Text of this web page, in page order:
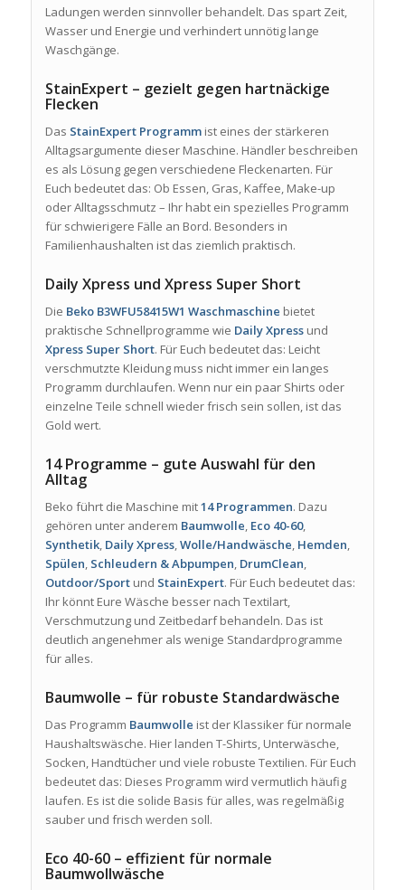
Ladungen werden sinnvoller behandelt. Das spart Zeit,
Wasser und Energie und verhindert unnötig lange
Waschgänge.
StainExpert – gezielt gegen hartnäckige
Flecken
Das StainExpert Programmist eines der stärkeren
Alltagsargumente dieser Maschine. Händler beschreiben
es als Lösung gegen verschiedene Fleckenarten. Für
Euch bedeutet das: Ob Essen, Gras, Kaffee, Make-up
oder Alltagsschmutz – Ihr habt ein spezielles Programm
für schwierigere Fälle an Bord. Besonders in
Familienhaushalten ist das ziemlich praktisch.
Daily Xpress und Xpress Super Short
Die Beko B3WFU58415W1 Waschmaschine bietet
praktische Schnellprogramme wie Daily Xpressund
Xpress Super Short. Für Euch bedeutet das: Leicht
verschmutzte Kleidung muss nicht immer ein langes
Programm durchlaufen. Wenn nur ein paar Shirts oder
einzelne Teile schnell wieder frisch sein sollen, ist das
Gold wert.
14 Programme – gute Auswahl für den
Alltag
Beko führt die Maschine mit14 Programmen. Dazu
gehören unter anderem Baumwolle, Eco 40-60,
Synthetik, Daily Xpress,Wolle/Handwäsche, Hemden,
Spülen, Schleudern & Abpumpen, DrumClean,
Outdoor/Sportund StainExpert. Für Euch bedeutet das:
Ihr könnt Eure Wäsche besser nach Textilart,
Verschmutzung und Zeitbedarf behandeln. Das ist
deutlich angenehmer als wenige Standardprogramme
für alles.
Baumwolle – für robuste Standardwäsche
Das Programm Baumwolle ist der Klassiker für normale
Haushaltswäsche. Hier landen T-Shirts, Unterwäsche,
Socken, Handtücher und viele robuste Textilien. Für Euch
bedeutet das: Dieses Programm wird vermutlich häufig
laufen. Es ist die solide Basis für alles, was regelmäßig
sauber und frisch werden soll.
Eco 40-60 – effizient für normale
Baumwollwäsche